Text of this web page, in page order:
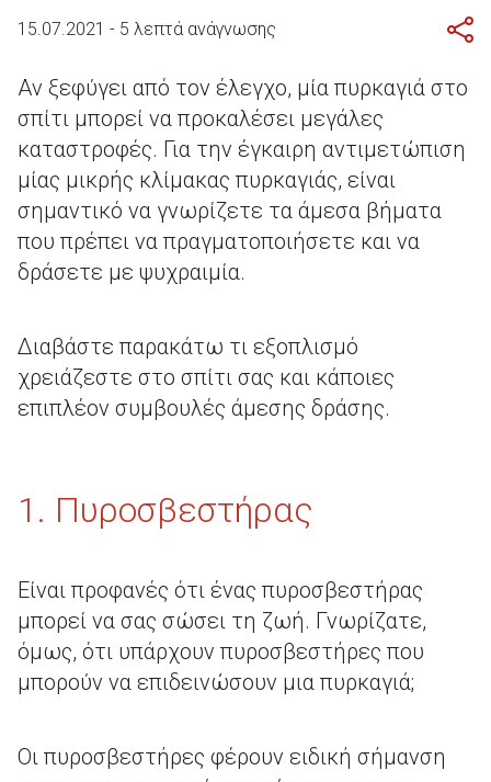
15.07.2021 - 5 λεπτά ανάγνωσης
Αν ξεφύγει από τον έλεγχο, μία πυρκαγιά στο
σπίτι μπορεί να προκαλέσει μεγάλες
καταστροφές. Για την έγκαιρη αντιμετώπιση
μίας μικρής κλίμακας πυρκαγιάς, είναι
σημαντικό να γνωρίζετε τα άμεσα βήματα
που πρέπει να πραγματοποιήσετε και να
δράσετε με ψυχραιμία.
Διαβάστε παρακάτω τι εξοπλισμό
χρειάζεστε στο σπίτι σας και κάποιες
επιπλέον συμβουλές άμεσης δράσης.
1. Πυροσβεστήρας
Είναι προφανές ότι ένας πυροσβεστήρας
μπορεί να σας σώσει τη ζωή. Γνωρίζατε,
όμως, ότι υπάρχουν πυροσβεστήρες που
μπορούν να επιδεινώσουν μια πυρκαγιά;
Οι πυροσβεστήρες φέρουν ειδική σήμανση